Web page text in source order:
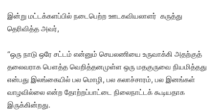
இன்று மட்டக்களப்பில் நடைபெற்ற ஊடகவியலாளர் கருத்து
தெரிவித்த அவர்,
“ஒரு நாடு ஒரே சட்டம் என்னும் செயலணியை உருவாக்கி அதற்குத்
தலைவராக பௌத்த வெறித்தனமுள்ள ஒரு மதகுருவை நியமித்தது
என்பது இலங்கையில் பல மொழி, பல கலாச்சாரம், பல இனங்கள்
வாழவில்லை என்ற தோற்றப்பாட்டை நிலைநாட்டக் கூடியதாக
இருக்கின்றது.